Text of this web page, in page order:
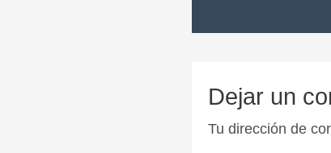
Dejar un
Tu dirección de